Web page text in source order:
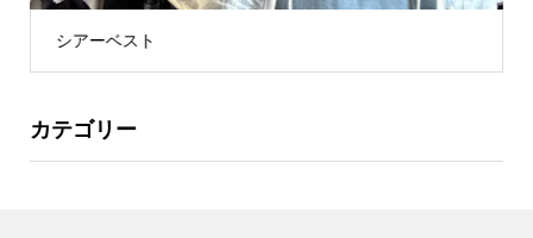
シアーベスト
カテゴリー